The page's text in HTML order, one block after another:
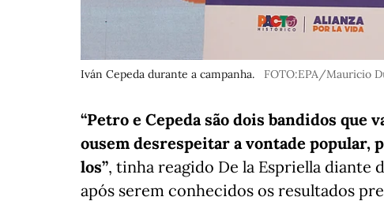
Iván Cepeda durante a campanha. FOTO:EPA/Mauricio
“Petro e Cepeda são dois bandidos que
ousem desrespeitar a vontade popular,
los”, tinha reagido De la Espriella diante
após serem conhecidos os resultados